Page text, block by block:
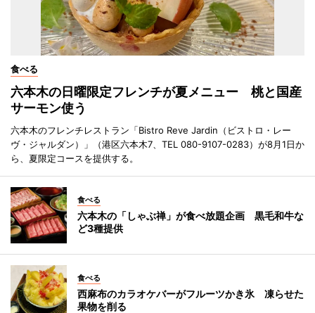
食べる
六本木の日曜限定フレンチが夏メニュー 桃と国産
サーモン使う
六本木のフレンチレストラン「Bistro Reve Jardin（ビストロ・レー
ヴ・ジャルダン）」（港区六本木7、TEL 080-9107-0283）が8月1日か
ら、夏限定コースを提供する。
食べる
六本木の「しゃぶ禅」が食べ放題企画 黒毛和牛な
ど3種提供
食べる
西麻布のカラオケバーがフルーツかき氷 凍らせた
果物を削る